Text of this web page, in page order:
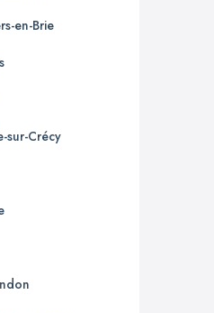
en-Brie
sur-Crécy